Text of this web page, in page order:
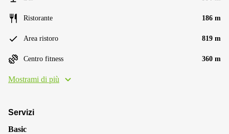
Ristorante 186 m
Area ristoro 819 m
Centro fitness 360 m
Mostrami di più
Servizi
Basic